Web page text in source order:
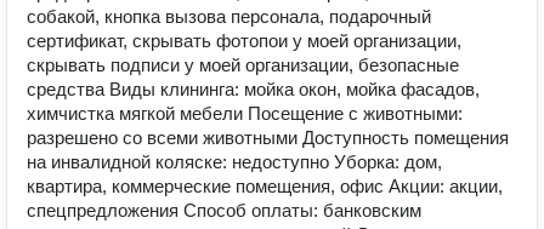
собакой, кнопка вызова персонала, подарочный
сертификат, скрывать фотопои у моей организации,
скрывать подписи у моей организации, безопасные
средства Виды клининга: мойка окон, мойка фасадов,
химчистка мягкой мебели Посещение с животными:
разрешено со всеми животными Доступность помещения
на инвалидной коляске: недоступно Уборка: дом,
квартира, коммерческие помещения, офис Акции: акции,
спецпредложения Способ оплаты: банковским